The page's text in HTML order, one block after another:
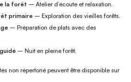
la forêt – Atelier d’écoute et relaxation.
primaire – Exploration des vieilles forêts.
– Préparation de plats avec des
– Nuit en pleine forêt.
non répertorié peuvent être disponible sur